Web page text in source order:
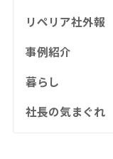
リペリア社外報
事例紹介
暮らし
社長の気まぐれ